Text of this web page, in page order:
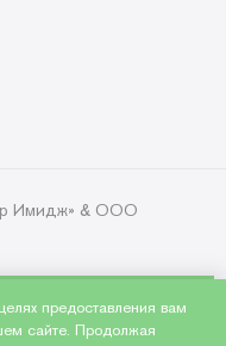
Имидж» & ООО
предоставления вам
сайте. Продолжая